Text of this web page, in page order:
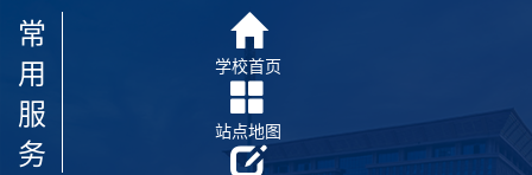
常
用
服
务
学校首页
站点地图